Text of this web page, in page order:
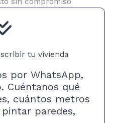
tu vivienda
por WhatsApp,
Cuéntanos qué
cuántos metros
paredes,